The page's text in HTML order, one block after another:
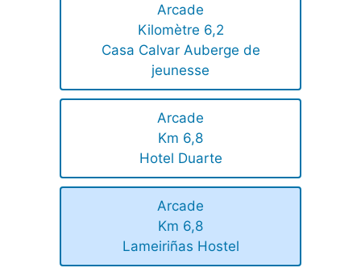
Arcade
Kilomètre 6,2
Casa Calvar Auberge de
jeunesse
Arcade
Km 6,8
Hotel Duarte
Arcade
Km 6,8
Lameiriñas Hostel